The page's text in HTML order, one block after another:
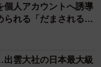
人アカウントへ誘導
れる「だまされる前
雲大社の日本最大級